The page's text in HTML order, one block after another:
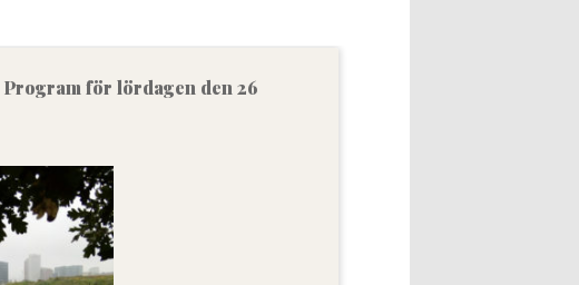
Program för lördagen den 26